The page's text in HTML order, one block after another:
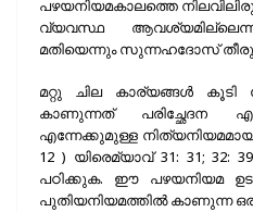
പഴയനിയമകാലത്തെ
വ്യവസ്ഥ
മതിയെന്നും സുന്നഹദോസ്
മറ്റു ചില കാര്യങ്ങൾ കൂടി
കാണുന്നത് പരിച്ഛേദന
എന്നേക്കുമുള്ള
12 ) യിരെമ്യാവ്‌ 31: 31; 32:
പഠിക്കുക. ഈ പഴയനിയമ
പുതിയനിയമത്തിൽ കാണുന്ന ഒരു